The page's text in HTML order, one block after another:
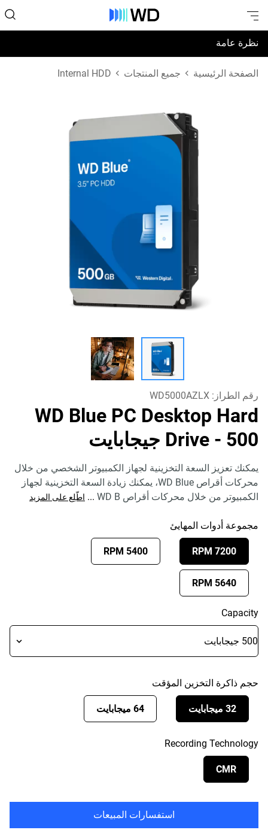
نظرة عامة
المواصفات
الصفحة الرئيسية جميع المنتجات Internal HDD
رقم الطراز: WD5000AZLX
WD Blue PC Desktop Hard
Drive - 500 جيجابايت
يمكنك تعزيز السعة التخزينية لجهاز الكمبيوتر الشخصي من خلال
محركات أقراص WD Blue، يمكنك زيادة السعة التخزينية لجهاز
الكمبيوتر من خلال محركات أقراص WD B
... اطّلِع على المزيد
مجموعة أدوات المهايئ
7200 RPM
5400 RPM
5640 RPM
Capacity
حجم ذاكرة التخزين المؤقت
32 ميجابايت 64 ميجابايت
Recording Technology
CMR
استفسارات المبيعات